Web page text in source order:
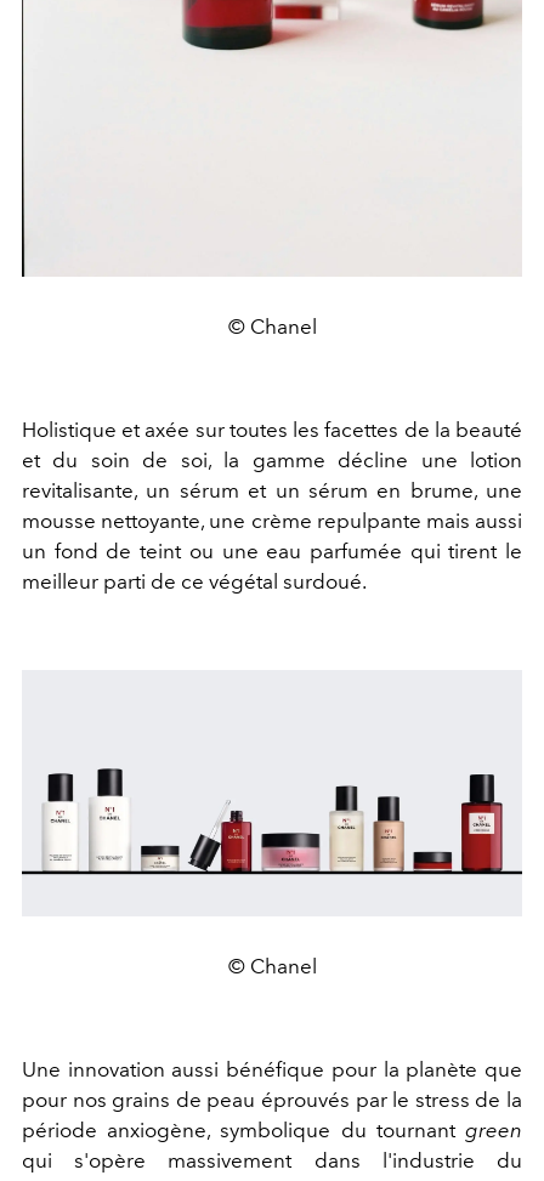
© Chanel
Holistique et axée sur toutes les facettes de la beauté
et du soin de soi, la gamme décline une lotion
revitalisante, un sérum et un sérum en brume, une
mousse nettoyante, une crème repulpante mais aussi
un fond de teint ou une eau parfumée qui tirent le
meilleur parti de ce végétal surdoué.
© Chanel
Une innovation aussi bénéfique pour la planète que
pour nos grains de peau éprouvés par le stress de la
période anxiogène, symbolique du tournant green
qui s'opère massivement dans l'industrie du